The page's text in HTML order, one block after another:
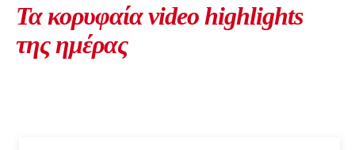
Τα κορυφαία video highlights
της ημέρας